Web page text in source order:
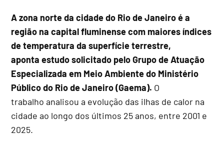
A zona norte da cidade do Rio de Janeiro é a
região na capital fluminense com maiores índices
de temperatura da superfície terrestre,
aponta estudo solicitado pelo Grupo de Atuação
Especializada em Meio Ambiente do Ministério
Público do Rio de Janeiro (Gaema). O
trabalho analisou a evolução das ilhas de calor na
cidade ao longo dos últimos 25 anos, entre 2001 e
2025.